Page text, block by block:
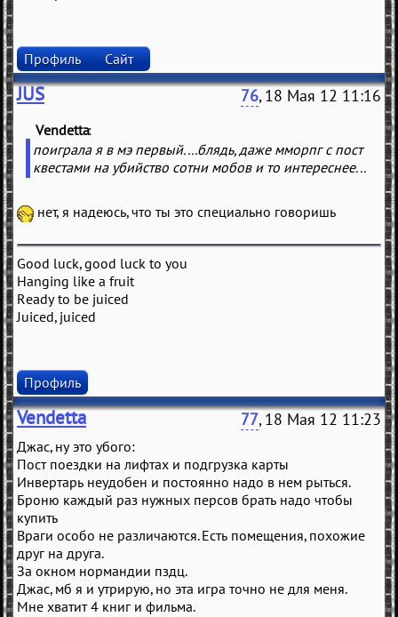
Профиль Сайт
JUS 76, 18 Мая 12 11:16
Vendetta
поиграла я в мэ первый....блядь, даже мморпг с пост
квестами на убийство сотни мобов и то интереснее...
нет, я надеюсь, что ты это специально говоришь
Good luck, good luck to you
Hanging like a fruit
Ready to be juiced
Juiced, juiced
Профиль
Vendetta 77, 18 Мая 12 11:23
Джас, ну это убого:
Пост поездки на лифтах и подгрузка карты
Инвертарь неудобен и постоянно надо в нем рыться.
Броню каждый раз нужных персов брать надо чтобы
купить
Враги особо не различаются. Есть помещения, похожие
друг на друга.
За окном нормандии пздц.
Джас, мб я и утрирую, но эта игра точно не для меня.
Мне хватит 4 книг и фильма.